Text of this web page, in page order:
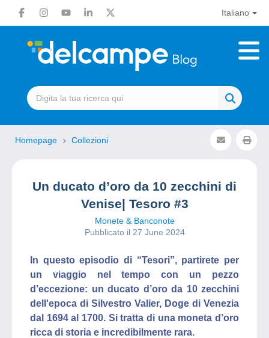
Italiano
Homepage Collezioni
Un ducato d’oro da 10 zecchini di
Venise| Tesoro #3
Monete & Banconote
Pubblicato il 27 June 2024
In questo episodio di “Tesori”, partirete per
un viaggio nel tempo con un pezzo
d’eccezione: un ducato d’oro da 10 zecchini
dell'epoca di Silvestro Valier, Doge di Venezia
dal 1694 al 1700. Si tratta di una moneta d’oro
ricca di storia e incredibilmente rara.